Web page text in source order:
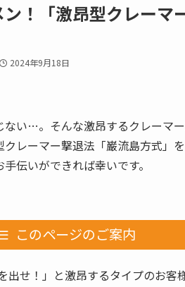
！「激昂型クレーマ
2024年9月18日
ない…。そんな激昂するクレーマ
レーマー撃退法「巌流島方式」
伝いができれば幸いです。
このページのご案内
出せ！」と激昂するタイプのお客